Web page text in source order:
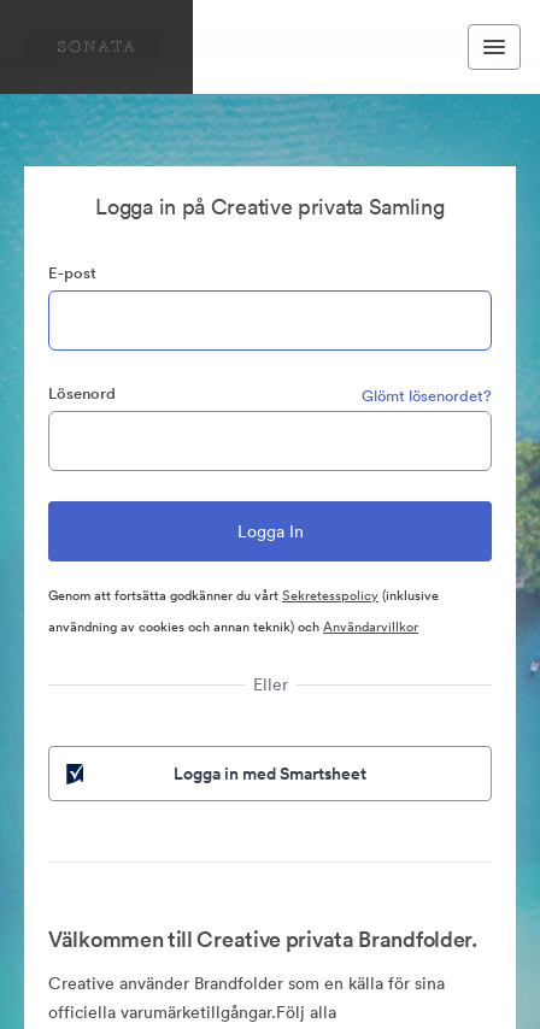
Logga in på Creative privata Samling
E-post
Lösenord Glömt lösenordet?
Genom att fortsätta godkänner du vårtSekretesspolicy(inklusive
användning av cookies och annan teknik) ochAnvändarvillkor
Eller
Logga in med Smartsheet
Välkommen till Creative privata Brandfolder.
Creative använder Brandfolder som en källa för sina
officiella varumärketillgångar.Följ alla